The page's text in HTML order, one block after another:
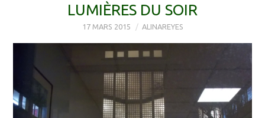
LUMIÈRES DU SOIR
17 MARS 2015 ALINAREYES